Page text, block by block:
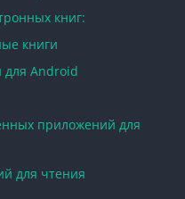
книг:
книги
для Android
приложений для
для чтения